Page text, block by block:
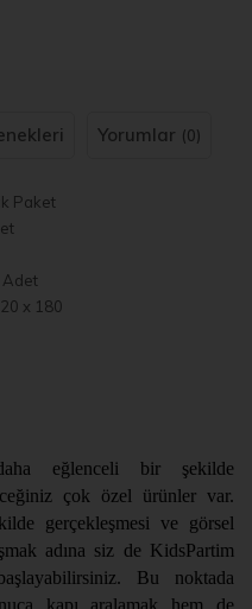
Yorumlar (0)
Paket
Adet
x 180
eğlenceli bir şekilde
çok özel ürünler var.
gerçekleşmesi ve görsel
adına siz de KidsPartim
Bu noktada
kapı aralamak hem de